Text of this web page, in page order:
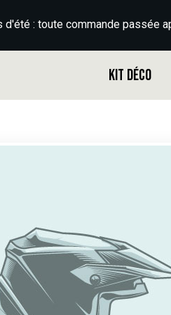
d'été : toute commande passée
Kit déco